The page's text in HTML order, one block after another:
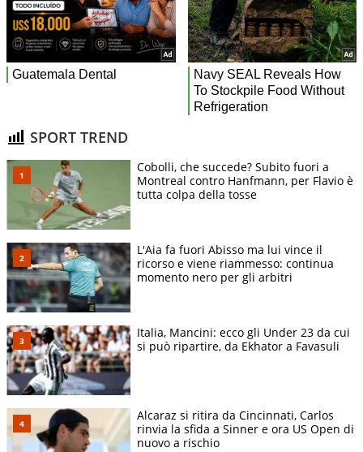
SPORT TREND
Cobolli, che succede? Subito fuori a
Montreal contro Hanfmann, per Flavio è
tutta colpa della tosse
L'Aia fa fuori Abisso ma lui vince il
ricorso e viene riammesso: continua
momento nero per gli arbitri
Italia, Mancini: ecco gli Under 23 da cui
si può ripartire, da Ekhator a Favasuli
Alcaraz si ritira da Cincinnati, Carlos
rinvia la sfida a Sinner e ora US Open di
nuovo a rischio